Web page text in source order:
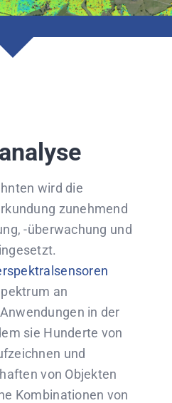
wird die
zunehmend
-überwachung und
an
in der
sie Hunderte von
und
von Objekten
Kombinationen von